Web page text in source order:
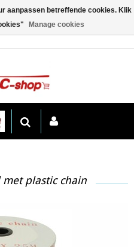
met plastic chain
aanpassen betreffende cookies. Klik
Manage cookies